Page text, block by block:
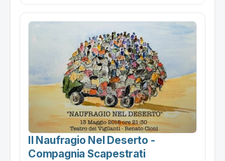
Il Naufragio Nel Deserto -
Compagnia Scapestrati